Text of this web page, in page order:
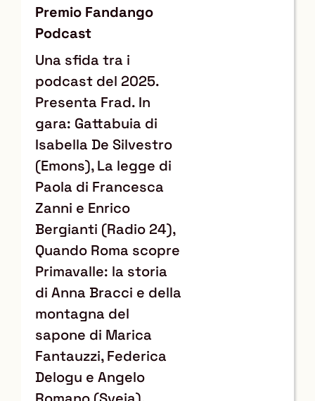
Premio Fandango
Podcast
Una sfida tra i
podcast del 2025.
Presenta Frad. In
gara: Gattabuia di
Isabella De Silvestro
(Emons), La legge di
Paola di Francesca
Zanni e Enrico
Bergianti (Radio 24),
Quando Roma scopre
Primavalle: la storia
di Anna Bracci e della
montagna del
sapone di Marica
Fantauzzi, Federica
Delogu e Angelo